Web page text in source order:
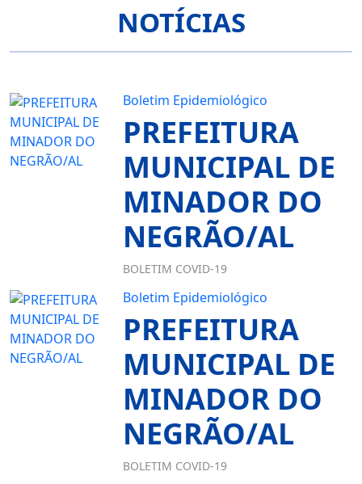
NOTÍCIAS
Boletim Epidemiológico
PREFEITURA
MUNICIPAL DE
MINADOR DO
NEGRÃO/AL
BOLETIM COVID-19
Boletim Epidemiológico
PREFEITURA
MUNICIPAL DE
MINADOR DO
NEGRÃO/AL
BOLETIM COVID-19